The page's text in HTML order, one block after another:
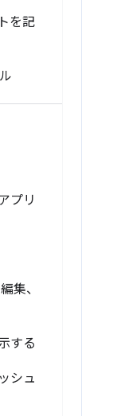
を記
プリ
集、
する
シュ